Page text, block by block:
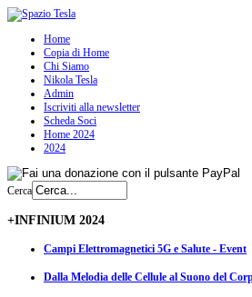
Home
Copia di Home
Chi Siamo
Nikola Tesla
Admin
Iscriviti alla newsletter
Scheda Soci
Home 2024
2024
Cerca
+INFINIUM 2024
Campi Elettromagnetici 5G e Salute - Event
Dalla Melodia delle Cellule al Suono del